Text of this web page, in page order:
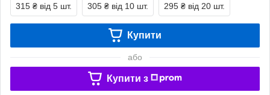
315 ₴ від 5 шт. 305 ₴ від 10 шт. 295 ₴ від 20 шт.
Купити
або
Купити з